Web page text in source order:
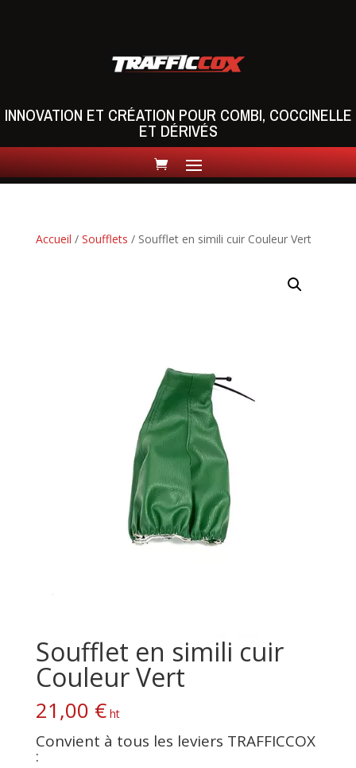
INNOVATION ET CRÉATION POUR COMBI, COCCINELLE
ET DÉRIVÉS
Accueil / Soufflets / Soufflet en simili cuir Couleur Vert
Soufflet en simili cuir
Couleur Vert
21,00 € ht
Convient à tous les leviers TRAFFICCOX
: